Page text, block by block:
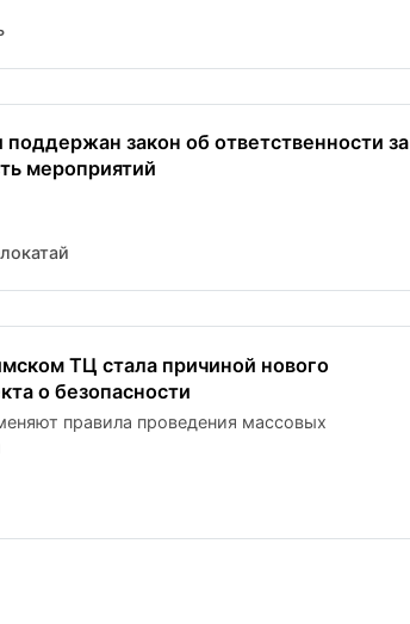
закон об ответственности за
мероприятий
ТЦ стала причиной нового
о безопасности
правила проведения массовых